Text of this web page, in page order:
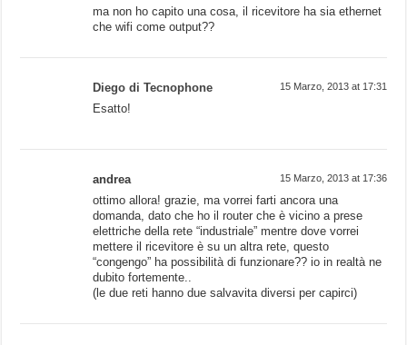
ma non ho capito una cosa, il ricevitore ha sia ethernet
che wifi come output??
Diego di Tecnophone 15 Marzo, 2013 at 17:31
Esatto!
andrea 15 Marzo, 2013 at 17:36
ottimo allora! grazie, ma vorrei farti ancora una
domanda, dato che ho il router che è vicino a prese
elettriche della rete “industriale” mentre dove vorrei
mettere il ricevitore è su un altra rete, questo
“congengo” ha possibilità di funzionare?? io in realtà ne
dubito fortemente..
(le due reti hanno due salvavita diversi per capirci)